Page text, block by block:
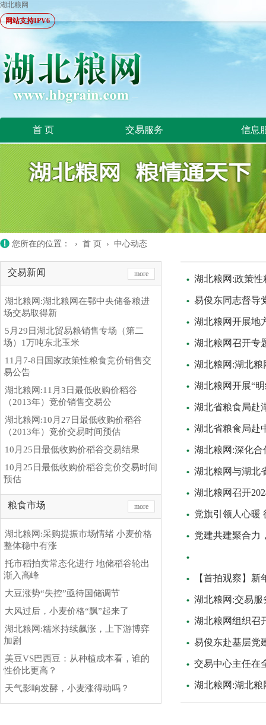
湖北粮网
网站支持IPV6
首 页 交易服务 信息
您所在的位置： › 首 页 › 中心动态
交易新闻 more
湖北粮网:湖北粮网在鄂中央储备粮进
场交易取得新
5月29日湖北贸易粮销售专场（第二
场）1万吨东北玉米
11月7-8日国家政策性粮食竞价销售交
易公告
湖北粮网:11月3日最低收购价稻谷
（2013年）竞价销售交易公
湖北粮网:10月27日最低收购价稻谷
（2013年）竞价交易时间预估
10月25日最低收购价稻谷交易结果
10月25日最低收购价稻谷竞价交易时间
预估
粮食市场 more
湖北粮网:采购提振市场情绪 小麦价格
整体稳中有涨
托市稻拍卖常态化进行 地储稻谷轮出
渐入高峰
大豆涨势“失控”亟待国储调节
大风过后，小麦价格“飘”起来了
湖北粮网:糯米持续飙涨，上下游博弈
加剧
美豆VS巴西豆：从种植成本看，谁的
性价比更高？
天气影响发酵，小麦涨得动吗？
湖北粮网:政策
易俊东同志督导
湖北粮网开展地
湖北粮网召开专
湖北粮网:湖北
湖北粮网开展“
湖北省粮食局赴
湖北省粮食局赴
湖北粮网:深化
湖北粮网与湖北
湖北粮网召开
党旗引领人心暖
党建共建聚合力
【首拍观察】
湖北粮网:交易
湖北粮网组织召
易俊东赴基层党
交易中心主任在
湖北粮网:湖北